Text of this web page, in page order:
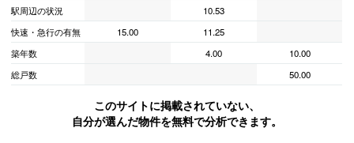
駅周辺の状況
10.53
快速・急行の有無
15.00
11.25
築年数
4.00
10.00
総戸数
50.00
このサイトに掲載されていない、
自分が選んだ物件を無料で分析できます。